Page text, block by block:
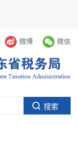
微博 微信